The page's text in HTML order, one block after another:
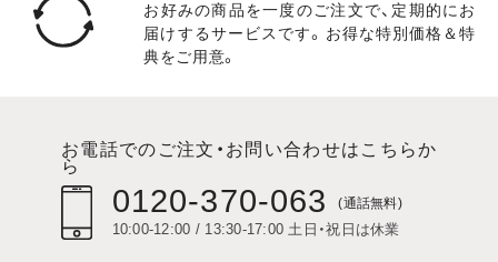
お好みの商品を一度のご注文で、定期的にお
届けするサービスです。お得な特別価格＆特
典をご用意。
お電話でのご注文・お問い合わせはこちらか
ら
0120-370-063 (通話無料)
10:00-12:00 / 13:30-17:00 土日・祝日は休業